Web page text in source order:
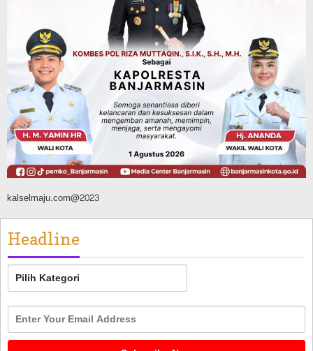
Pemerintahan
Juara Umum Tingkat Provinsi, 02SN
2026 di Jakarta Seluruhnya Diwakili
Atlet Banjarbaru
Agustus 7, 2026
kalselmaju.com@2023
Headline
Headline